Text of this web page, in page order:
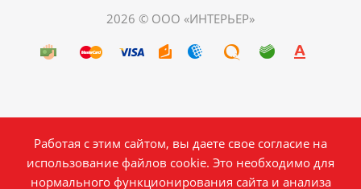
2026 © ООО «ИНТЕРЬЕР»
Работая с этим сайтом, вы даете свое согласие на
использование файлов cookie. Это необходимо для
нормального функционирования сайта и анализа